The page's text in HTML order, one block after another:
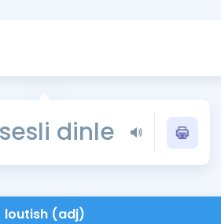
Tüm ÖSYM
YDS - YÖKDİL
İngilizce Gramer
sesli dinle
loutish (adj)